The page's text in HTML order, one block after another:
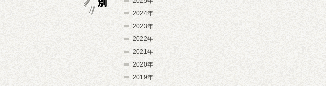
2024年
2023年
2022年
2021年
2020年
2019年